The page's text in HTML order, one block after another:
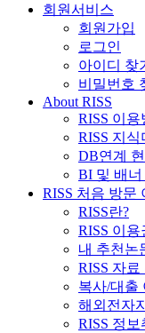
회원서비스
회원가입
로그인
아이디 찾
비밀번호
About RISS
RISS 이용
RISS 지식
DB연계
BI 및 배너
RISS 처음 방문
RISS란?
RISS 이용
내 추천논
RISS 자
복사/대출
해외전자
RISS 정